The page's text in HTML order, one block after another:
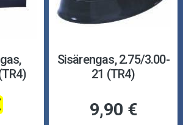
Sisärengas, 2.75/3.00-
21 (TR4)
9,90 €